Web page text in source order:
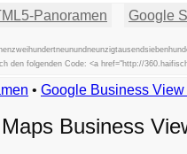
Panoramen Google
den folgenden Code: <a href="http://
• Google Business
Business